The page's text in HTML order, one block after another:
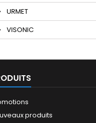
URMET
VISONIC
produits